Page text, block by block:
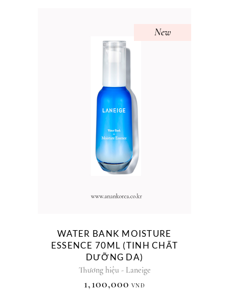
New
WATER BANK MOISTURE
ESSENCE 70ML (TINH CHẤT
DƯỠNG DA)
Thương hiệu - Laneige
1,100,000 VNĐ